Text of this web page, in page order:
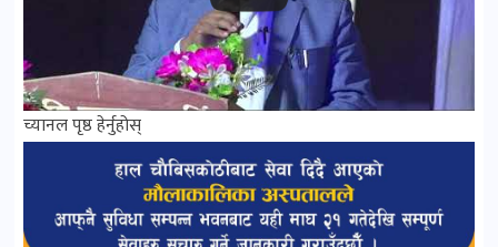
च्यानल पृष्ठ हेर्नुहोस्